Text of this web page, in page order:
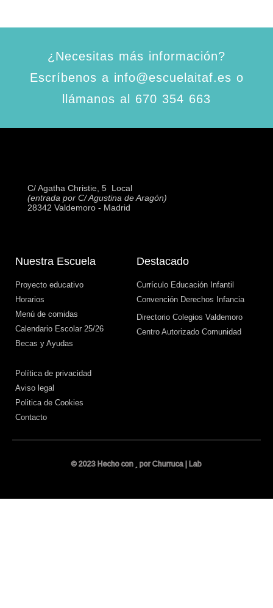
¿Necesitas más información?
Escríbenos a info@escuelaitaf.es o
llámanos al 670 354 663
C/ Agatha Christie, 5  Local
(entrada por C/ Agustina de Aragón)
28342 Valdemoro - Madrid
Nuestra Escuela
Proyecto educativo
Horarios
Menú de comidas
Calendario Escolar 25/26
Becas y Ayudas
Destacado
Currículo Educación Infantil
Convención Derechos Infancia
Directorio Colegios Valdemoro
Centro Autorizado Comunidad
Política de privacidad
Aviso legal
Politica de Cookies
Contacto
© 2023 Hecho con por Churruca | Lab